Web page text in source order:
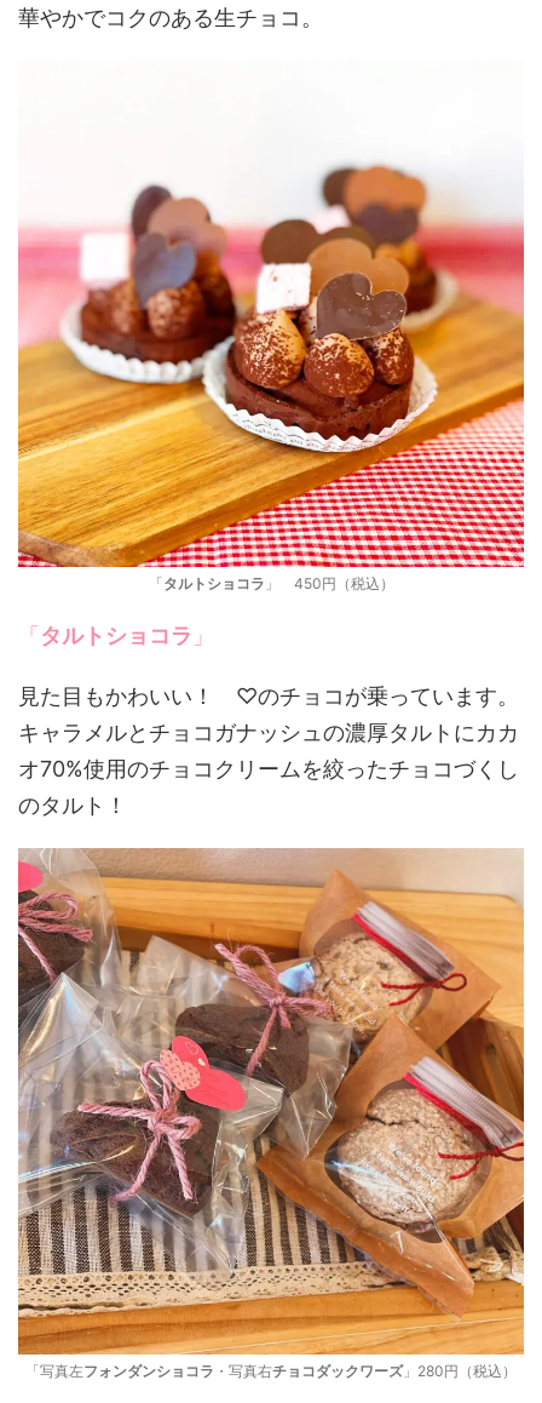
華やかでコクのある生チョコ。
「タルトショコラ 」 450円（税込）
「 タルトショコラ 」
見た目もかわいい！ ♡のチョコが乗っています。
キャラメルとチョコガナッシュの濃厚タルトにカカ
オ70%使用のチョコクリームを絞ったチョコづくし
のタルト！
「写真左フォンダンショコラ ・写真右チョコダックワーズ」280円（税込）